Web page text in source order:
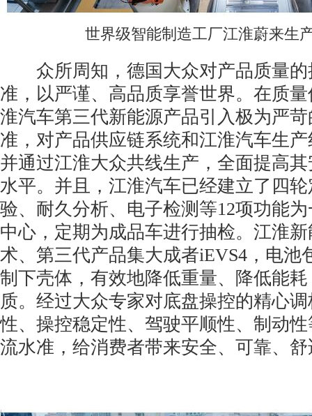
世界级智能制造工厂江淮蔚来生
众所周知，德国大众对产品质量的
准，以严谨、高品质享誉世界。在质
淮汽车第三代新能源产品引入极为严
准，对产品供应链系统和江淮汽车生
并通过江淮大众共线生产，全面提高
水平。并且，江淮汽车已经建立了四
验、耐久分析、电子检测等12项功能
中心，定期为成品车进行抽检。江淮
术、第三代产品集大成者iEVS4，电池
制下壳体，有效地降低重量、降低能
质。经过大众专家对底盘操控的精心
性、操控稳定性、驾驶平顺性、制动
流水准，给消费者带来安全、可靠、